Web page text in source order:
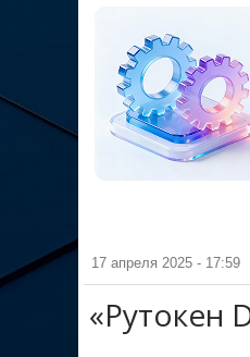
17 апреля 2025 - 17:59
«Рутокен